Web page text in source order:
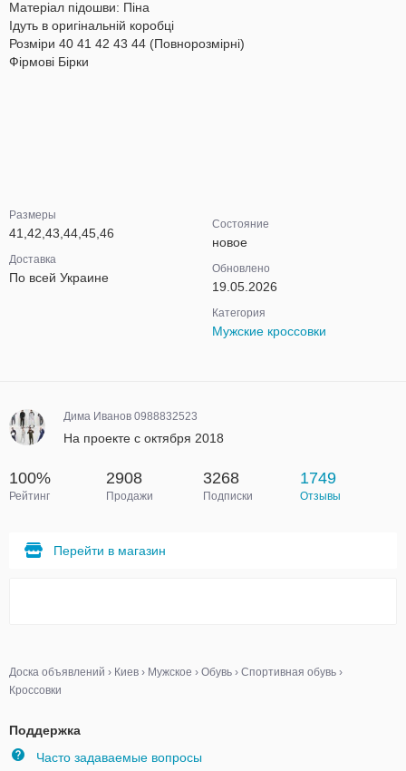
Матеріал підошви: Піна
Ідуть в оригінальній коробці
Розміри 40 41 42 43 44 (Повнорозмірні)
Фірмові Бірки
Размеры
41,42,43,44,45,46
Доставка
По всей Украине
Состояние
новое
Обновлено
19.05.2026
Категория
Мужские кроссовки
Дима Иванов 0988832523
На проекте с октября 2018
100%
Рейтинг
2908
Продажи
3268
Подписки
1749
Отзывы
Перейти в магазин
Доска объявлений › Киев › Мужское › Обувь › Спортивная обувь ›
Кроссовки
Поддержка
Часто задаваемые вопросы